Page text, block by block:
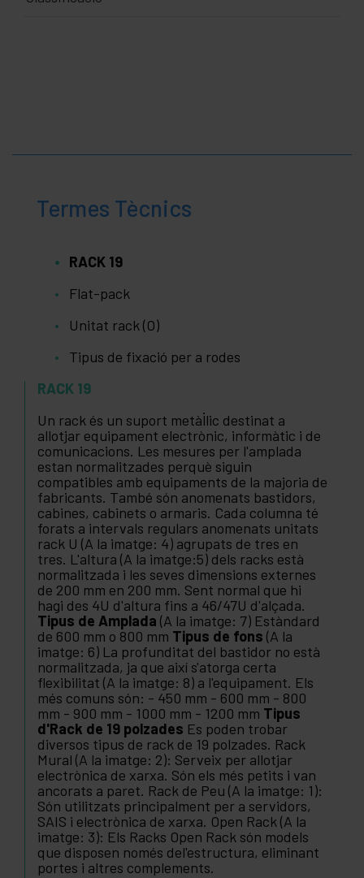
Termes Tècnics
Un rack és un suport metàl·lic destinat a
allotjar equipament electrònic, informàtic i de
comunicacions. Les mesures per l'amplada
estan normalitzades perquè siguin
compatibles amb equipaments de la majoria de
fabricants. També són anomenats bastidors,
cabines, cabinets o armaris. Cada columna té
forats a intervals regulars anomenats unitats
rack U (A la imatge: 4) agrupats de tres en
tres. L'altura (A la imatge:5) dels racks està
normalitzada i les seves dimensions externes
de 200 mm en 200 mm. Sent normal que hi
hagi des 4U d'altura fins a 46/47U d'alçada.
Tipus de Amplada(A la imatge: 7) Estàndard
de 600 mm o 800 mmTipus de fons(A la
imatge: 6) La profunditat del bastidor no està
normalitzada, ja que així s'atorga certa
flexibilitat (A la imatge: 8) a l'equipament. Els
més comuns són: - 450 mm - 600 mm - 800
mm - 900 mm - 1000 mm - 1200 mmTipus
d'Rack de 19 polzadesEs poden trobar
diversos tipus de rack de 19 polzades. Rack
Mural (A la imatge: 2): Serveix per allotjar
electrònica de xarxa. Són els més petits i van
ancorats a paret. Rack de Peu (A la imatge: 1):
Són utilitzats principalment per a servidors,
SAIS i electrònica de xarxa. Open Rack (A la
imatge: 3): Els Racks Open Rack són models
que disposen només del'estructura, eliminant